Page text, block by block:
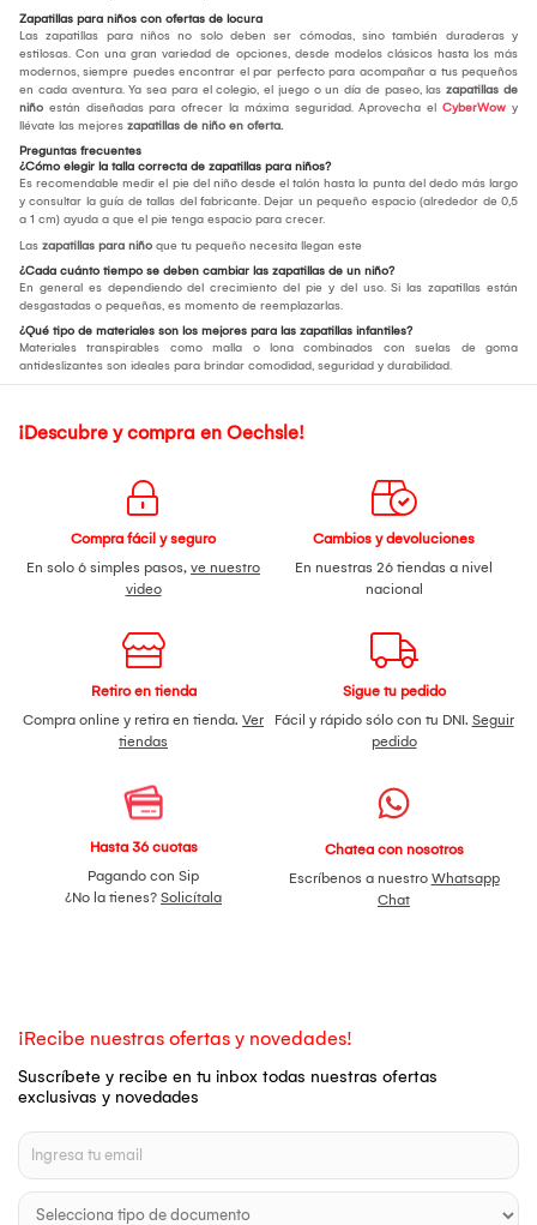
Zapatillas para niños con ofertas de locura
Las zapatillas para niños no solo deben ser cómodas, sino también duraderas y
estilosas. Con una gran variedad de opciones, desde modelos clásicos hasta los más
modernos, siempre puedes encontrar el par perfecto para acompañar a tus pequeños
en cada aventura. Ya sea para el colegio, el juego o un día de paseo, las zapatillas de
niño están diseñadas para ofrecer la máxima seguridad. Aprovecha el CyberWow y
llévate las mejores zapatillas de niño en oferta.
Preguntas frecuentes
¿Cómo elegir la talla correcta de zapatillas para niños?
Es recomendable medir el pie del niño desde el talón hasta la punta del dedo más largo
y consultar la guía de tallas del fabricante. Dejar un pequeño espacio (alrededor de 0,5
a 1 cm) ayuda a que el pie tenga espacio para crecer.
Las zapatillas para niño que tu pequeño necesita llegan este
¿Cada cuánto tiempo se deben cambiar las zapatillas de un niño?
En general es dependiendo del crecimiento del pie y del uso. Si las zapatillas están
desgastadas o pequeñas, es momento de reemplazarlas.
¿Qué tipo de materiales son los mejores para las zapatillas infantiles?
Materiales transpirables como malla o lona combinados con suelas de goma
antideslizantes son ideales para brindar comodidad, seguridad y durabilidad.
¡Descubre y compra en Oechsle!
Compra fácil y seguro
En solo 6 simples pasos, ve nuestro
video
Cambios y devoluciones
En nuestras 26 tiendas a nivel
nacional
Retiro en tienda
Compra online y retira en tienda. Ver
tiendas
Sigue tu pedido
Fácil y rápido sólo con tu DNI. Seguir
pedido
Hasta 36 cuotas
Pagando con Sip
¿No la tienes? Solicítala
Chatea con nosotros
Escríbenos a nuestro Whatsapp
Chat
¡Recibe nuestras ofertas y novedades!
Suscríbete y recibe en tu inbox todas nuestras ofertas
exclusivas y novedades